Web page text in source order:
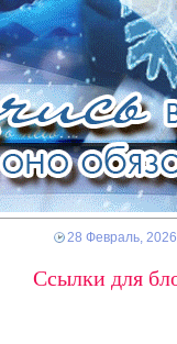
28 Февраль, 2026
Ссылки для